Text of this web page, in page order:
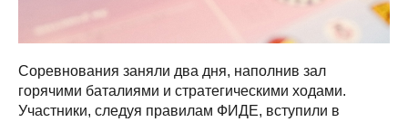
Соревнования заняли два дня, наполнив зал
горячими баталиями и стратегическими ходами.
Участники, следуя правилам ФИДЕ, вступили в